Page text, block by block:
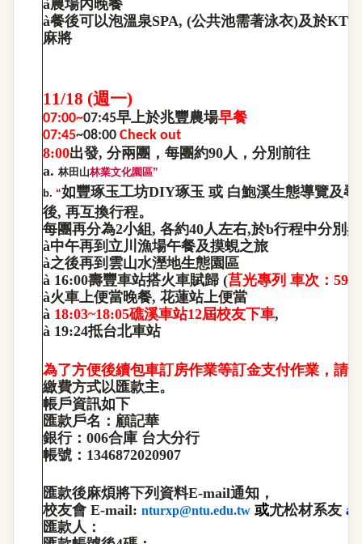
à農場內晚餐
à餐後可以泡溫泉SPA, (公共池需著泳衣)及於
麻將
11/18 (週一)
07:00~07:45早上於兆豐農場早餐
07:45~08:00Check out
8:00出發, 分兩團， 每團約90人 ， 分別前往
a. 林田山林業文化園區”
b. “如豐琢玉工坊DIY琢玉 或 白鮑溪生態導覽及
後, 再互換行程。
每團再分為2小組, 各約40人左右,於b行程中分別
à中午再到立川漁場午餐及摸蜆之旅
à之後再到雲山水溼地生態園區
à16:00壽豐車站搭火車賦歸 (莒光專列 車次：
à火車上便當晚餐, 花蓮站上便當
à 18:03~18:05礁溪車站12屆校友下車,
à19:24抵台北車站
為了方便後續包車訂房作業等訂金支付作業， 請
繳費方式以匯款主。
帳戶資訊如下
匯款戶名：顧記華
銀行：006合庫 台大分行
帳號：1346872020907
匯款後麻煩將下列資料E-mail通知，
校友會 E-mail: nturxp@ntu.edu.tw 或尤松材系友
匯款人：